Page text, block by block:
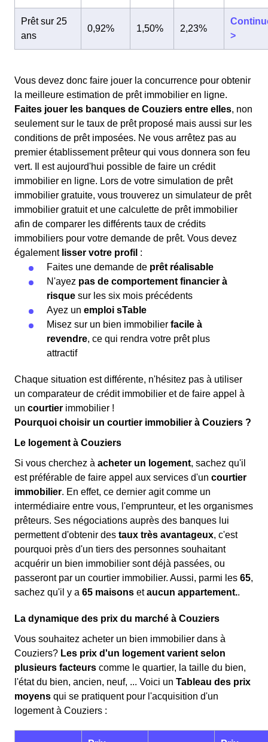
Prêt sur 25
ans
0,92% 1,50% 2,23%
>
Vous devez donc faire jouer la concurrence pour obtenir
la meilleure estimation de prêt immobilier en ligne.
Faites jouer les banques de Couziers entre elles, non
seulement sur le taux de prêt proposé mais aussi sur les
conditions de prêt imposées. Ne vous arrêtez pas au
premier établissement prêteur qui vous donnera son feu
vert. Il est aujourd'hui possible de faire un crédit
immobilier en ligne. Lors de votre simulation de prêt
immobilier gratuite, vous trouverez un simulateur de prêt
immobilier gratuit et une calculette de prêt immobilier
afin de comparer les différents taux de crédits
immobiliers pour votre demande de prêt. Vous devez
également lisser votre profil :
Faites une demande de prêt réalisable
N'ayez pas de comportement financier à
risque sur les six mois précédents
Ayez un emploi sTable
Misez sur un bien immobilier facile à
revendre, ce qui rendra votre prêt plus
attractif
Chaque situation est différente, n'hésitez pas à utiliser
un comparateur de crédit immobilier et de faire appel à
un courtier immobilier !
Pourquoi choisir un courtier immobilier à Couziers ?
Le logement à Couziers
Si vous cherchez à acheter un logement, sachez qu'il
est préférable de faire appel aux services d'un courtier
immobilier. En effet, ce dernier agit comme un
intermédiaire entre vous, l'emprunteur, et les organismes
prêteurs. Ses négociations auprès des banques lui
permettent d'obtenir des taux très avantageux, c'est
pourquoi près d'un tiers des personnes souhaitant
acquérir un bien immobilier sont déjà passées, ou
passeront par un courtier immobilier. Aussi, parmi les 65,
sachez qu'il y a 65 maisons etaucun appartement..
La dynamique des prix du marché à Couziers
Vous souhaitez acheter un bien immobilier dans à
Couziers? Les prix d'un logement varient selon
plusieurs facteurs comme le quartier, la taille du bien,
l'état du bien, ancien, neuf, ... Voici un Tableau des prix
moyens qui se pratiquent pour l'acquisition d'un
logement à Couziers :